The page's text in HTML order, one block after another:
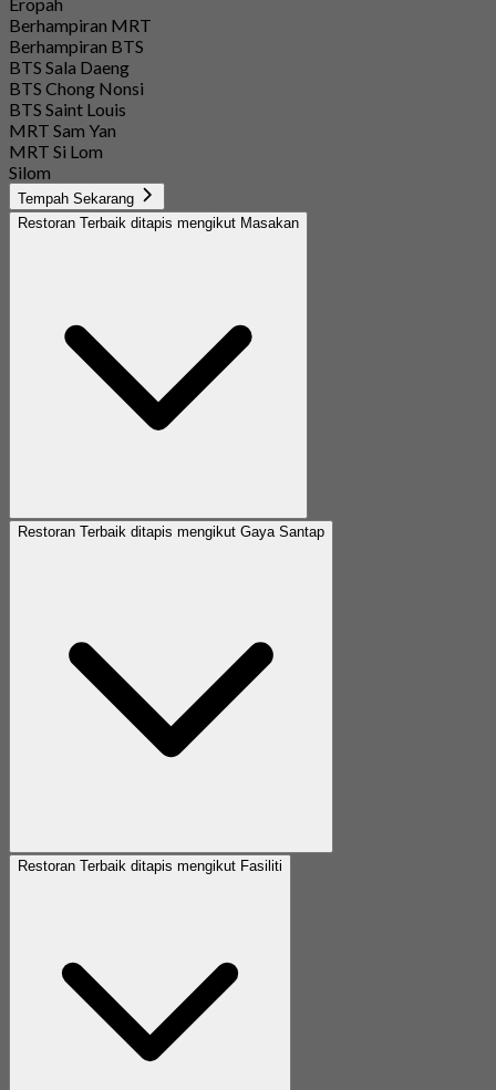
Eropah
Berhampiran MRT
Berhampiran BTS
BTS Sala Daeng
BTS Chong Nonsi
BTS Saint Louis
MRT Sam Yan
MRT Si Lom
Silom
Tempah Sekarang
Restoran Terbaik ditapis mengikut Masakan
Restoran Terbaik ditapis mengikut Gaya Santap
Restoran Terbaik ditapis mengikut Fasiliti